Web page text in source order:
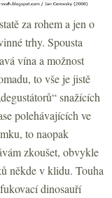
za rohem a jen o
trhy. Spousta
vína a možnost
to vše je jistě
snažících
polehávajících ve
to naopak
zkoušet, obvykle
někde v klidu. Touha
dinosauří